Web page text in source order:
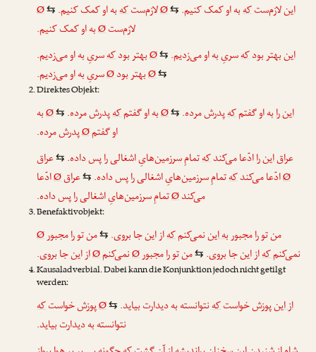
اینلاز‌م‌ستکهبه او کمک کنیم. ⇆
Øلاز‌م‌ستکهبه او کمک کنیم. ⇆
Ø
لاز‌م‌ستØبه او کمک کنیم.
اینبهتر بودکهسریِ به او می‌زدیم. ⇆
Øبهتر بودکهسریِ به او می‌زدیم.
⇆
Øبهتر بودØسریِ به او می‌زدیم.
Direktes Objekt:
این رابه او گفتمکهپدرش مرده. ⇆
Øبه او گفتمکهپدرش مرده. ⇆
Øبه
او گفتمØپدرش مرده.
عراقاین راادّعا می‌کندکهتمامِ سرزمین‌هایِ اشغالی را پس داده. ⇆ عراق
Øادّعا می‌کندکهتمامِ سرزمین‌هایِ اشغالی را پس داده. ⇆ عراقØادّعا
می‌کندØتمامِ سرزمین‌هایِ اشغالی را پس داده.
Benefaktivobjekt:
من تو را مجبوربه ایننمی‌کنمکهاز این جا بروی. ⇆ من تو را مجبورØ
نمی‌کنمکهاز این جا بروی. ⇆ من تو را مجبورØنمی‌کنمØاز این جا بروی.
Kausaladverbial. Dabei kann die Konjunktion jedoch nicht getilgt
werden:
از اینپوزش خواستکهنتوانسته به دیدارت بیاید. ⇆
Øپوزش خواستکه
نتوانسته به دیدارت بیاید.